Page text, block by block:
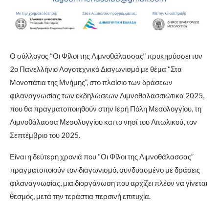
Ο σύλλογος “Οι Φίλοι της Λιμνοθάλασσας” προκηρύσσει τον
2ο Πανελλήνιο Λογοτεχνικό Διαγωνισμό με θέμα “Στα
Μονοπάτια της Μνήμης”, στο πλαίσιο των δράσεων
φιλαναγνωσίας των εκδηλώσεων Λιμνοθαλασσιώτικα 2025,
που θα πραγματοποιηθούν στην Ιερή Πόλη Μεσολογγίου, τη
Λιμνοθάλασσα Μεσολογγίου και το νησί του Αιτωλικού, τον
Σεπτέμβριο του 2025.
Είναι η δεύτερη χρονιά που “Οι Φίλοι της Λιμνοθάλασσας”
πραγματοποιούν τον διαγωνισμό, συνδυασμένο με δράσεις
φιλαναγνωσίας, μια διοργάνωση που αρχίζει πλέον να γίνεται
θεσμός, μετά την τεράστια περσινή επιτυχία.